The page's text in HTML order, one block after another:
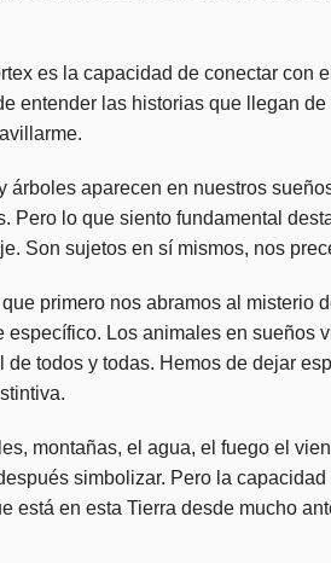
es la capacidad de conectar con
entender las historias que llegan
aparecen en nuestros
lo que siento fundamental
Son sujetos en sí mismos, nos
primero nos abramos al misterio
Los animales en sueños
todos y todas. Hemos de dejar
montañas, el agua, el fuego el
simbolizar. Pero la
está en esta Tierra desde mucho